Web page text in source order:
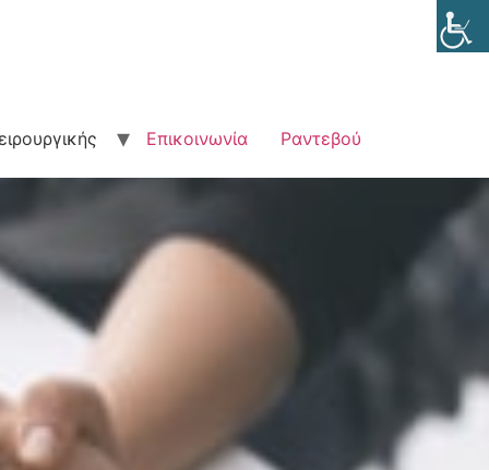
Επικοινωνία Ραντεβού